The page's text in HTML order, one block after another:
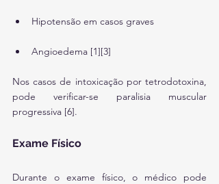
Hipotensão em casos graves
Angioedema [1][3]
Nos casos de intoxicação por tetrodotoxina,
pode verificar-se paralisia muscular
progressiva [6].
Exame Físico
Durante o exame físico, o médico pode